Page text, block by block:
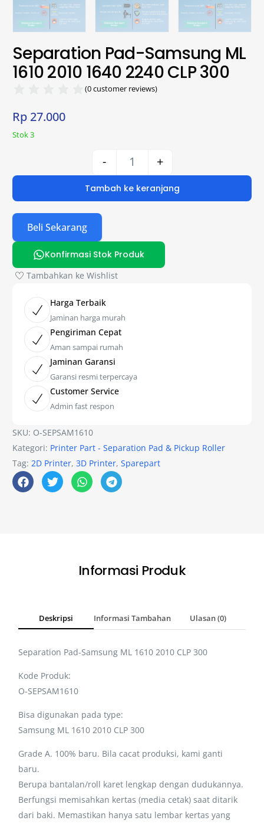
Separation Pad-Samsung ML
1610 2010 1640 2240 CLP 300
(0customer reviews)
Rp 27.000
Stok 3
- +
Tambah ke keranjang
Beli Sekarang
Konfirmasi Stok Produk
Tambahkan ke Wishlist
Harga Terbaik
Jaminan harga murah
Pengiriman Cepat
Aman sampai rumah
Jaminan Garansi
Garansi resmi terpercaya
Customer Service
Admin fast respon
SKU: O-SEPSAM1610
Kategori: Printer Part - Separation Pad & Pickup Roller
Tag:2D Printer,3D Printer,Sparepart
Informasi Produk
Deskripsi Informasi Tambahan Ulasan (0)
Separation Pad-Samsung ML 1610 2010 CLP 300
Kode Produk:
O-SEPSAM1610
Bisa digunakan pada type:
Samsung ML 1610 2010 CLP 300
Grade A. 100% baru. Bila cacat produksi, kami ganti
baru.
Berupa bantalan/roll karet lengkap dengan dudukannya.
Berfungsi memisahkan kertas (media cetak) saat ditarik
dari baki. Memastikan hanya satu lembar kertas yang